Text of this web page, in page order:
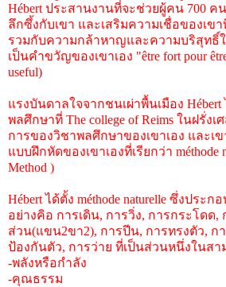
Hébert ประสานงานที่จะช่วยผู้คน 700
ลึกซึ้งกับเขา และเสริมความเชื่อของเข
รวมกับความกล้าหาญและความบริสุทธิ์ใ
เป็นคำขวัญของเขาเอง "être fort pour
useful)
แรงบันดาลใจจากชนเผ่าพื้นเมือง
พลศึกษาที่ The college of Reims ในฝรั่ง
การของวิชาพลศึกษาของเขาเอง และเ
แบบฝึกหัดของเขาเองที่เรียกว่า méthode
Method )
Hébert ได้ตั้ง méthode naturelle ซึ่งประ
อย่างคิอ การเดิน, การวิ่ง, การกระโดด,
ส่วน(แขน2ขา2), การปีน, การทรงตัว, ก
ป้องกันตัว, การว่าย ที่เป็นส่วนหนึ่งในส
-พลังหรือกำลัง
-คุณธรรม